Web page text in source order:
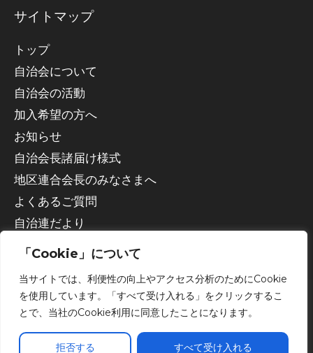
「Cookie」について
当サイトでは、利便性の向上やアクセス分析のためにCookie
を使用しています。「すべて受け入れる」をクリックするこ
とで、当社のCookie利用に同意したことになります。
拒否する すべて受け入れる
サイトマップ
トップ
自治会について
自治会の活動
加入希望の方へ
お知らせ
自治会長諸届け様式
地区連合会長のみなさまへ
よくあるご質問
自治連だより